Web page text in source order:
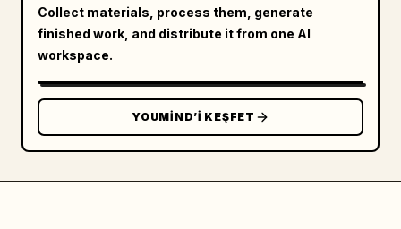
Collect materials, process them, generate
finished work, and distribute it from one AI
workspace.
YOUMIND’I KEŞFET